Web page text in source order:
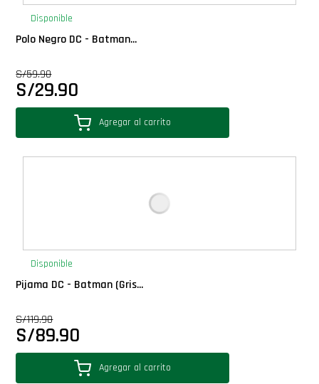
Disponible
Polo Negro DC - Batman...
S/59.90
S/29.90
Agregar al carrito
Disponible
Pijama DC - Batman (Gris...
S/119.90
S/89.90
Agregar al carrito